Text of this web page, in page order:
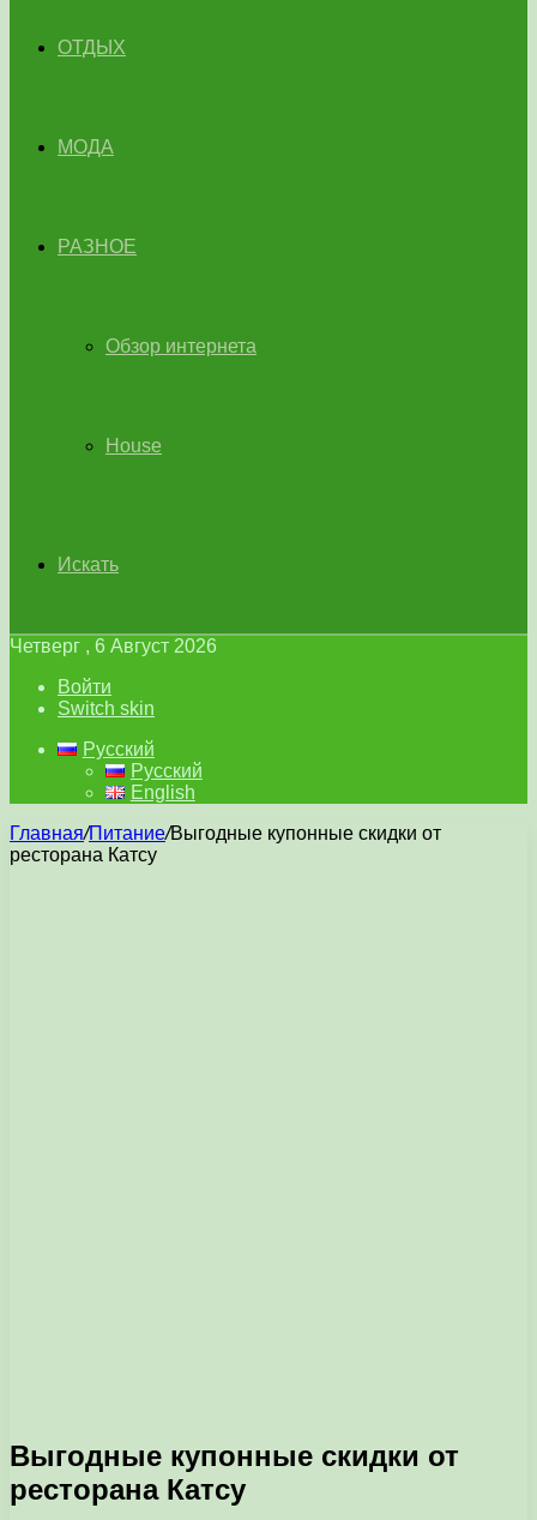
ОТДЫХ
МОДА
РАЗНОЕ
Обзор интернета
House
Искать
Четверг , 6 Август 2026
Войти
Switch skin
Русский
Русский
English
Главная/Питание/Выгодные купонные скидки от
ресторана Катсу
Выгодные купонные скидки от
ресторана Катсу